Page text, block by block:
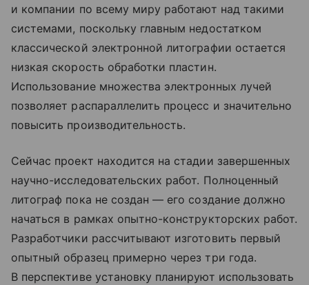
и компании по всему миру работают над такими
системами, поскольку главным недостатком
классической электронной литографии остается
низкая скорость обработки пластин.
Использование множества электронных лучей
позволяет распараллелить процесс и значительно
повысить производительность.
Сейчас проект находится на стадии завершенных
научно-исследовательских работ. Полноценный
литограф пока не создан — его создание должно
начаться в рамках опытно-конструкторских работ.
Разработчики рассчитывают изготовить первый
опытный образец примерно через три года.
В перспективе установку планируют использовать